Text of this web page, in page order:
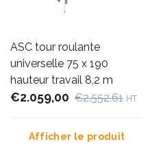
ASC tour roulante
universelle 75 x 190
hauteur travail 8,2 m
€2.059,00 €2.552,61 HT
Afficher le produit